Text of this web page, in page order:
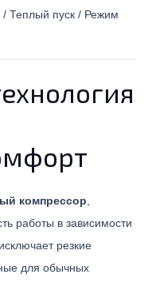
/ Теплый пуск / Режим
компрессор,
работы в зависимости
резкие
для обычных